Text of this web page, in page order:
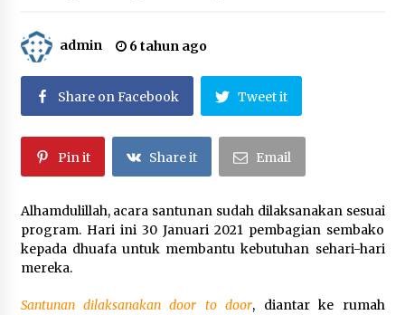
5 tahun ago
Santunan Ramadhan Istimewa Menyambut Idul
Fitri 1442 H di Suara Yatim
5 tahun ago
5 tahun ago
6 tahun ago
admin 6 tahun ago
Share on Facebook Tweet it
Pin it Share it Email
Alhamdulillah, acara santunan sudah dilaksanakan sesuai
program. Hari ini 30 Januari 2021 pembagian sembako
kepada dhuafa untuk membantu kebutuhan sehari-hari
mereka.
Santunan dilaksanakan door to door, diantar ke rumah